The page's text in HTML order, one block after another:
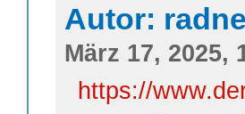
Autor:
März 17, 2025,
https://